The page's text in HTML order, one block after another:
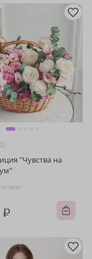
"Чувства на
₽